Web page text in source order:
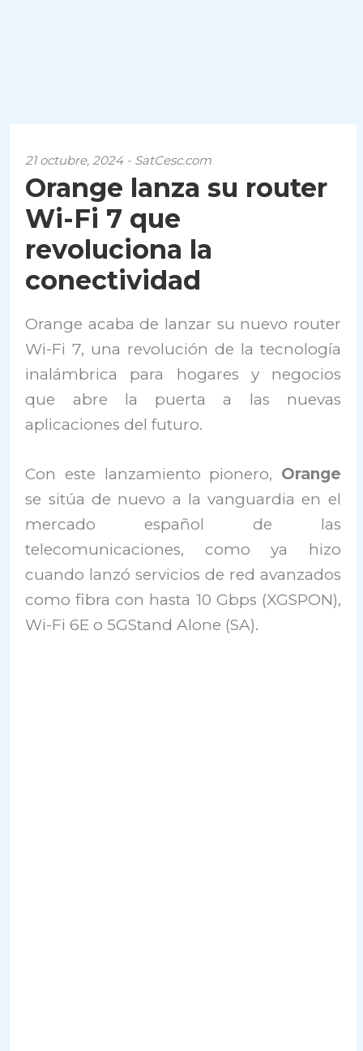
21 octubre, 2024 - SatCesc.com
Orange lanza su router
Wi-Fi 7 que
revoluciona la
conectividad
Orange acaba de lanzar su nuevo router
Wi-Fi 7, una revolución de la tecnología
inalámbrica para hogares y negocios
que abre la puerta a las nuevas
aplicaciones del futuro.
Con este lanzamiento pionero, Orange
se sitúa de nuevo a la vanguardia en el
mercado español de las
telecomunicaciones, como ya hizo
cuando lanzó servicios de red avanzados
como fibra con hasta 10 Gbps (XGSPON),
Wi-Fi 6E o 5GStand Alone (SA).